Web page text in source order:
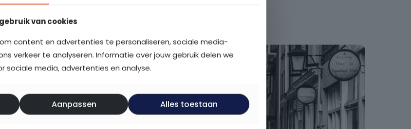
van cookies
content en advertenties te personaliseren, sociale media-
verkeer te analyseren. Informatie over jouw gebruik delen we
sociale media, advertenties en analyse.
Aanpassen Alles toestaan